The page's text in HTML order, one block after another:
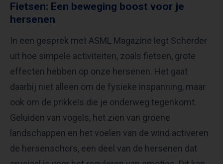
Fietsen: Een beweging boost voor je
hersenen
In een gesprek met ASML Magazine legt Scherder
uit hoe simpele activiteiten, zoals fietsen, grote
effecten hebben op onze hersenen. Het gaat
daarbij niet alleen om de fysieke inspanning, maar
ook om de prikkels die je onderweg tegenkomt.
Geluiden van vogels, het zien van groene
landschappen en het voelen van de wind activeren
de hersenschors, een deel van de hersenen dat